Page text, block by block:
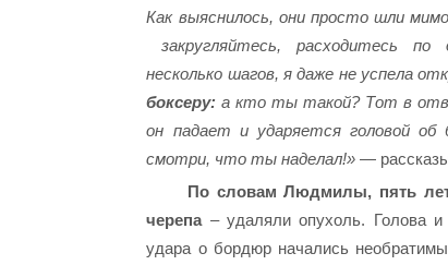
Как выяснилось, они просто шли
закругляйтесь, расходитесь
несколько шагов, я даже не успела
боксеру: а кто ты такой? Тот в
он падает и ударяется головой об
смотри, что ты наделал!» —
По словам Людмилы, пять
черепа– удаляли опухоль. Голова
удара о бордюр начались